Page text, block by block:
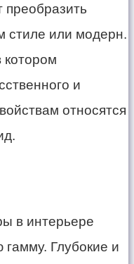
преобразить
стиле или модерн.
котором
и
относятся
в интерьере
гамму. Глубокие и